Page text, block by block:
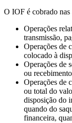
O IOF é cobrado nas
Operações
transmissão,
Operações de
colocado à
Operações de
ou
Operações de
ou total do
disposição do
quando do
financeira,